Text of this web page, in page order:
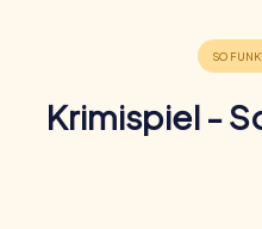
Krimispiel -